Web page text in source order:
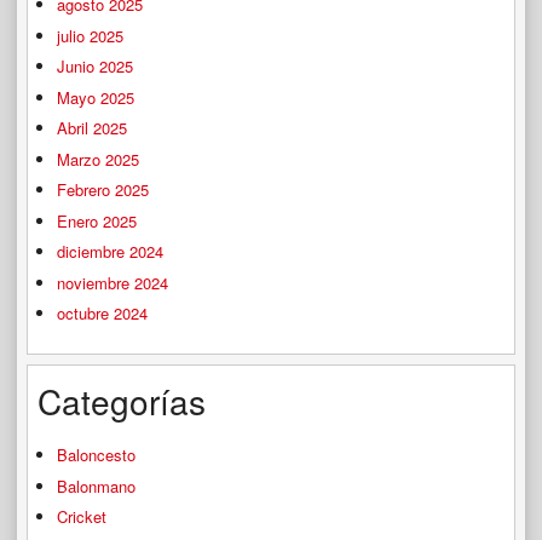
julio 2025
Junio 2025
Mayo 2025
Abril 2025
Marzo 2025
Febrero 2025
Enero 2025
diciembre 2024
noviembre 2024
octubre 2024
Categorías
Baloncesto
Balonmano
Cricket